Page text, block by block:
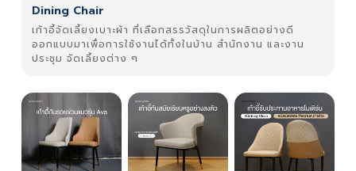
Dining Chair
เก้าอี้จัดเลี้ยงเบาะผ้า ที่เลือกสรรวัสดุในการผลิตอย่างดี
ออกแบบมาเพื่อการใช้งานได้ทั้งในบ้าน สำนักงาน และงาน
ประชุม จัดเลี้ยงต่าง ๆ